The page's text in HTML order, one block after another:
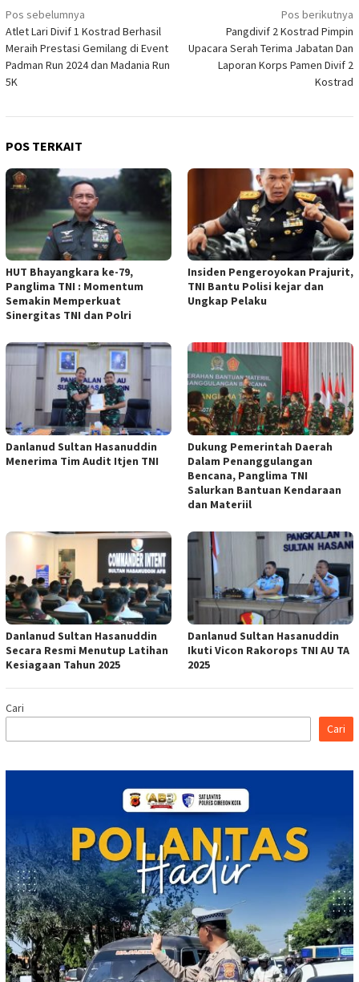
Navigasi
pos
Pos sebelumnya
Atlet Lari Divif 1 Kostrad Berhasil
Meraih Prestasi Gemilang di Event
Padman Run 2024 dan Madania Run
5K
Pos berikutnya
Pangdivif 2 Kostrad Pimpin
Upacara Serah Terima Jabatan Dan
Laporan Korps Pamen Divif 2
Kostrad
POS TERKAIT
HUT Bhayangkara ke-79,
Panglima TNI : Momentum
Semakin Memperkuat
Sinergitas TNI dan Polri
Insiden Pengeroyokan Prajurit,
TNI Bantu Polisi kejar dan
Ungkap Pelaku
Danlanud Sultan Hasanuddin
Menerima Tim Audit Itjen TNI
Dukung Pemerintah Daerah
Dalam Penanggulangan
Bencana, Panglima TNI
Salurkan Bantuan Kendaraan
dan Materiil
Danlanud Sultan Hasanuddin
Secara Resmi Menutup Latihan
Kesiagaan Tahun 2025
Danlanud Sultan Hasanuddin
Ikuti Vicon Rakorops TNI AU TA
2025
Cari
Cari